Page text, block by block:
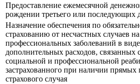
Предоставление ежемесячной
рождении третьего или последующих
Назначение обеспечения по
страхованию от несчастных случаев
профессиональных заболеваний в
дополнительных расходов, связанных
социальной и профессиональной
застрахованного при наличии прямых
страхового случая